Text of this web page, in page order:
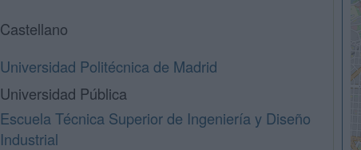
Castellano
Universidad Politécnica de Madrid
Universidad Pública
Escuela Técnica Superior de Ingeniería y Diseño
Industrial